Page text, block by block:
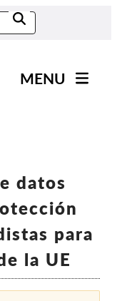
MENU
rights!
datos
para
la UE